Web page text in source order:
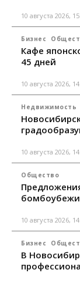
10 августа 2026,
Бизнес
Кафе
45 дней
10 августа 2026,
Недвижимость
10 августа 2026,
Общество
10 августа 2026,
Бизнес
В